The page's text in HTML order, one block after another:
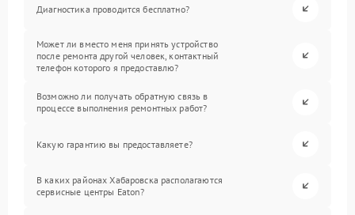
Диагностика проводится бесплатно?
Может ли вместо меня принять устройство
после ремонта другой человек, контактный
телефон которого я предоставлю?
Возможно ли получать обратную связь в
процессе выполнения ремонтных работ?
Какую гарантию вы предоставляете?
В каких районах Хабаровска располагаются
сервисные центры Eaton?